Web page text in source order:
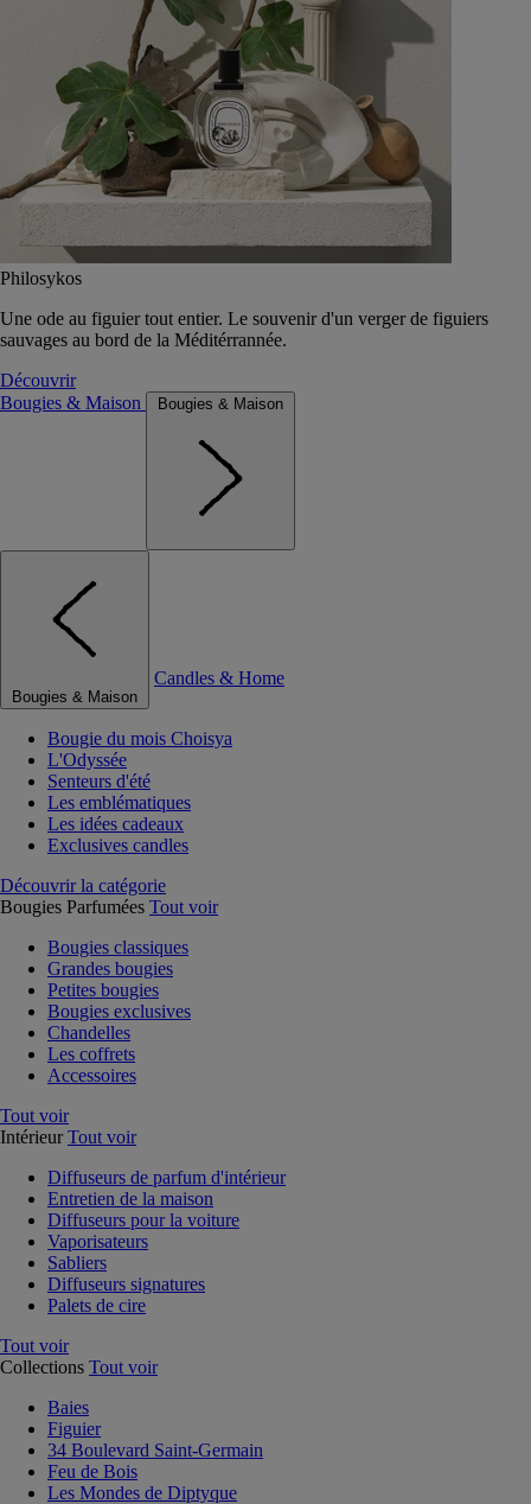
Philosykos
Une ode au figuier tout entier. Le souvenir d'un verger de figuiers
sauvages au bord de la Méditérrannée.
Découvrir
Bougies & Maison
Bougies & Maison
Bougies & Maison
Candles & Home
Bougie du mois Choisya
L'Odyssée
Senteurs d'été
Les emblématiques
Les idées cadeaux
Exclusives candles
Découvrir la catégorie
Bougies Parfumées Tout voir
Bougies classiques
Grandes bougies
Petites bougies
Bougies exclusives
Chandelles
Les coffrets
Accessoires
Tout voir
Intérieur Tout voir
Diffuseurs de parfum d'intérieur
Entretien de la maison
Diffuseurs pour la voiture
Vaporisateurs
Sabliers
Diffuseurs signatures
Palets de cire
Tout voir
Collections Tout voir
Baies
Figuier
34 Boulevard Saint-Germain
Feu de Bois
Les Mondes de Diptyque